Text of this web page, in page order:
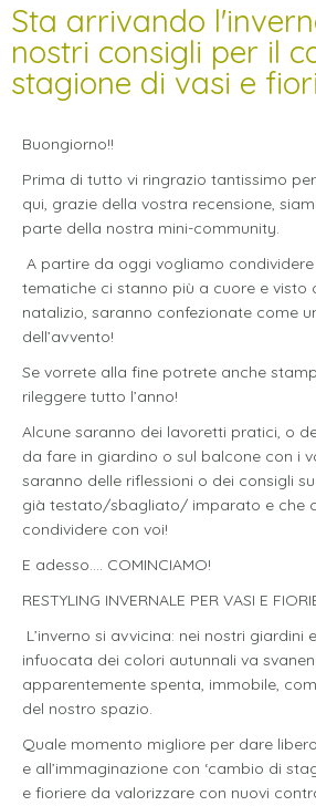
Sta arrivando
nostri consigli per il
stagione di vasi e
Buongiorno!!
Prima di tutto vi ringrazio tantissimo
qui, grazie della vostra recensione,
parte della nostra mini-community.
A partire da oggi vogliamo
tematiche ci stanno più a cuore e visto
natalizio, saranno confezionate come
dell’avvento!
Se vorrete alla fine potrete anche
rileggere tutto l’anno!
Alcune saranno dei lavoretti pratici, o
da fare in giardino o sul balcone con i
saranno delle riflessioni o dei consigli
già testato/sbagliato/ imparato e che
condividere con voi!
E adesso…. COMINCIAMO!
RESTYLING INVERNALE PER VASI E
L’inverno si avvicina: nei nostri giardini
infuocata dei colori autunnali va
apparentemente spenta, immobile,
del nostro spazio.
Quale momento migliore per dare
e all’immaginazione con ‘cambio di
e fioriere da valorizzare con nuovi